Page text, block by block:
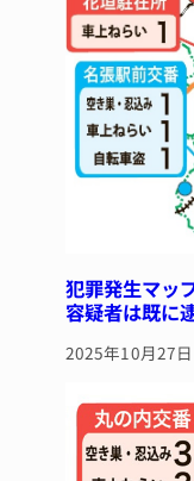
犯罪発生マッ
容疑者は既に
2025年10月27日